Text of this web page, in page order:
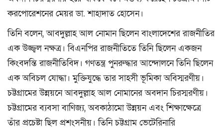
করপোরেশনের মেয়র ডা. শাহাদাত হোসেন।
তিনি বলেন, আবদুল্লাহ আল নোমান ছিলেন বাংলাদেশের রাজনীতির
এক উজ্জ্বল নক্ষত্র। বিএনপির রাজনীতিতে তিনি ছিলেন একজন
কিংবদন্তি রাজনীতিবিদ। গণতন্ত্র পুনরুদ্ধার আন্দোলনে তিনি ছিলেন
এক অবিচল যোদ্ধা। মুক্তিযুদ্ধে তার সাহসী ভূমিকা অবিস্মরণীয়।
চট্টগ্রামের উন্নয়নে আবদুল্লাহ আল নোমানের অবদান চিরস্মরণীয়।
চট্টগ্রামের ব্যবসা বাণিজ্য, অবকাঠামো উন্নয়ন এবং শিক্ষাক্ষেত্রে
তাঁর প্রচেষ্টা ছিল প্রশংসনীয়। তিনি চট্টগ্রাম ভেটেরিনারি